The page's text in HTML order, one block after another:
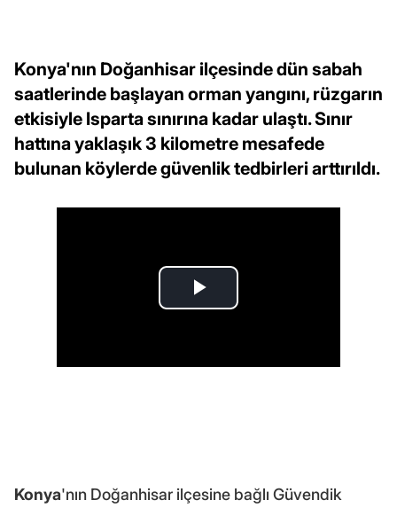
Konya'nın Doğanhisar ilçesinde dün sabah
saatlerinde başlayan orman yangını, rüzgarın
etkisiyle Isparta sınırına kadar ulaştı. Sınır
hattına yaklaşık 3 kilometre mesafede
bulunan köylerde güvenlik tedbirleri arttırıldı.
Konya'nın Doğanhisar ilçesine bağlı Güvendik